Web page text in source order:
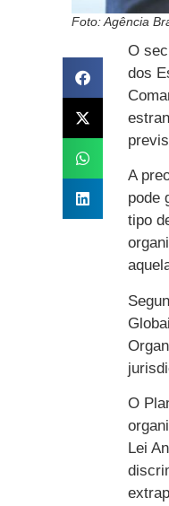
Foto: Agência
O
dos
A
pode
tipo
O
Lei